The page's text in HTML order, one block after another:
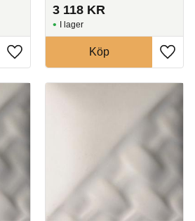
Lägg till i favoriter
3 118 KR
Lägg
I lager
Köp